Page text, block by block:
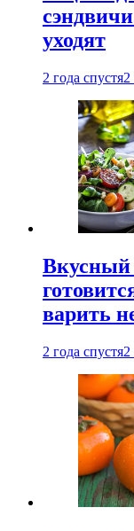
уходят
2 года спустя2
Вкусный
варить
2 года спустя2